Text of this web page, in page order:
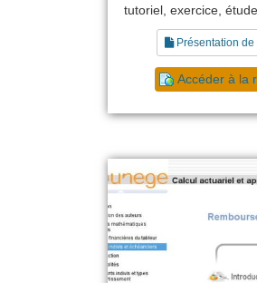
tutoriel, exercice,
Présentation de
Accéder à la